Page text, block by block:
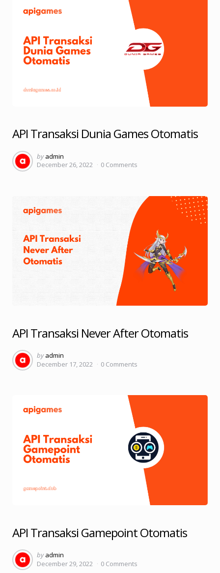
API Transaksi Dunia Games Otomatis
Posted
by
by admin
December 26, 2022
0 Comments
API Transaksi Never After Otomatis
Posted
by
by admin
December 17, 2022
0 Comments
API Transaksi Gamepoint Otomatis
Posted
by
by admin
December 29, 2022
0 Comments